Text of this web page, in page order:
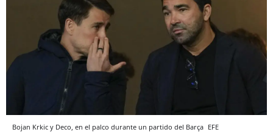
Bojan Krkic y Deco, en el palco durante un partido del Barça EFE